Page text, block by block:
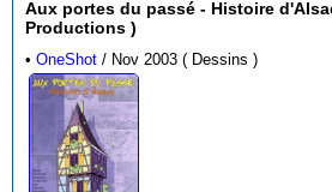
Aux portes du passé - Histoire
Productions )
•OneShot / Nov 2003 ( Dessins )